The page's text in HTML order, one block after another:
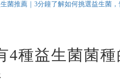
菌推薦｜3分鐘了解如何挑選益生菌，
4種益生菌菌